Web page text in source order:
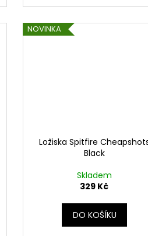
NOVINKA
Ložiska Spitfire
Black
Skladem
329 Kč
DO KOŠÍKU